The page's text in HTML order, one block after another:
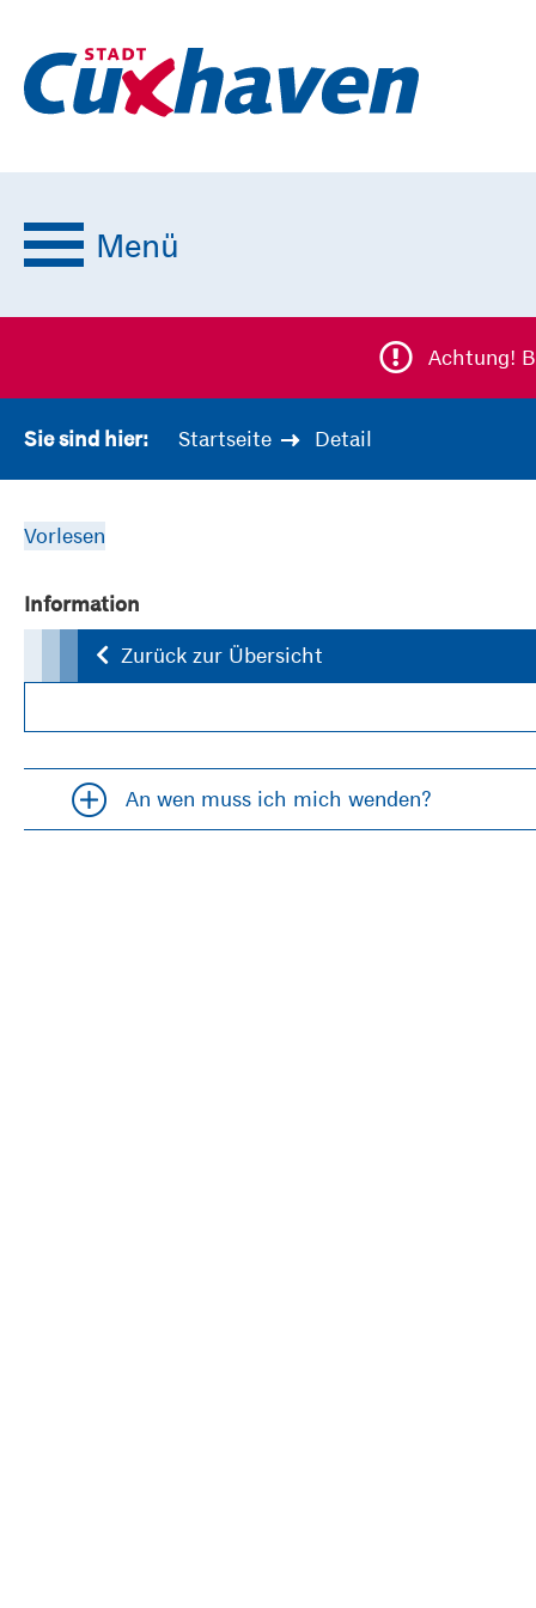
Menü
Achtung!
Sie sind hier: Startseite Detail
Vorlesen
Information
Zurück zur Übersicht
Accordion öfffnen und schließen
An wen muss ich mich wenden?